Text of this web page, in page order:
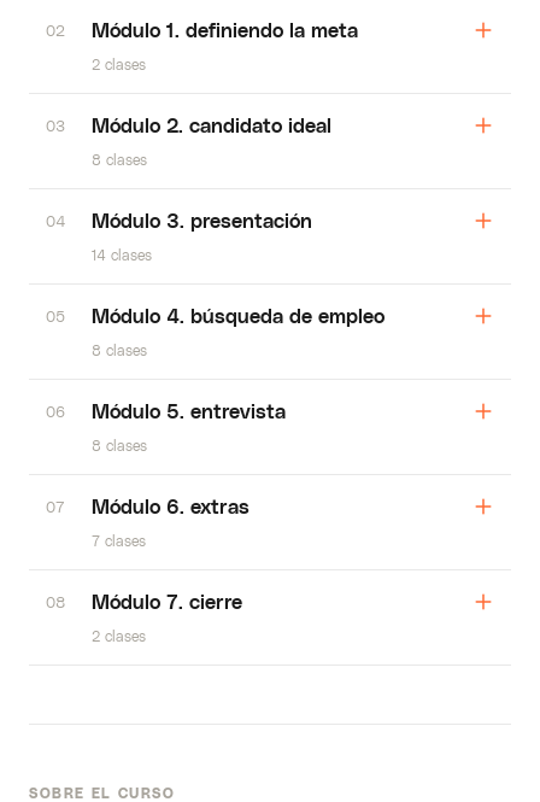
SOBRE EL CURSO
02 Módulo 1. definiendo la meta
2 clases
03 Módulo 2. candidato ideal
8 clases
04 Módulo 3. presentación
14 clases
05 Módulo 4. búsqueda de empleo
8 clases
06 Módulo 5. entrevista
8 clases
07 Módulo 6. extras
7 clases
08 Módulo 7. cierre
2 clases